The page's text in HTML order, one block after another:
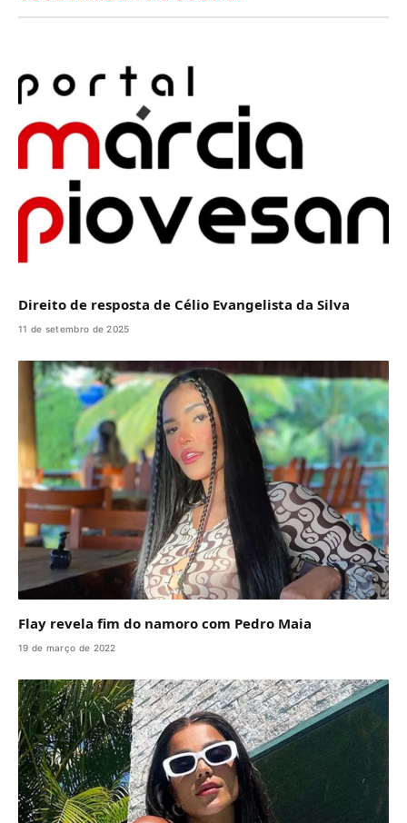
Direito de resposta de Célio Evangelista da Silva
11 de setembro de 2025
Flay revela fim do namoro com Pedro Maia
19 de março de 2022